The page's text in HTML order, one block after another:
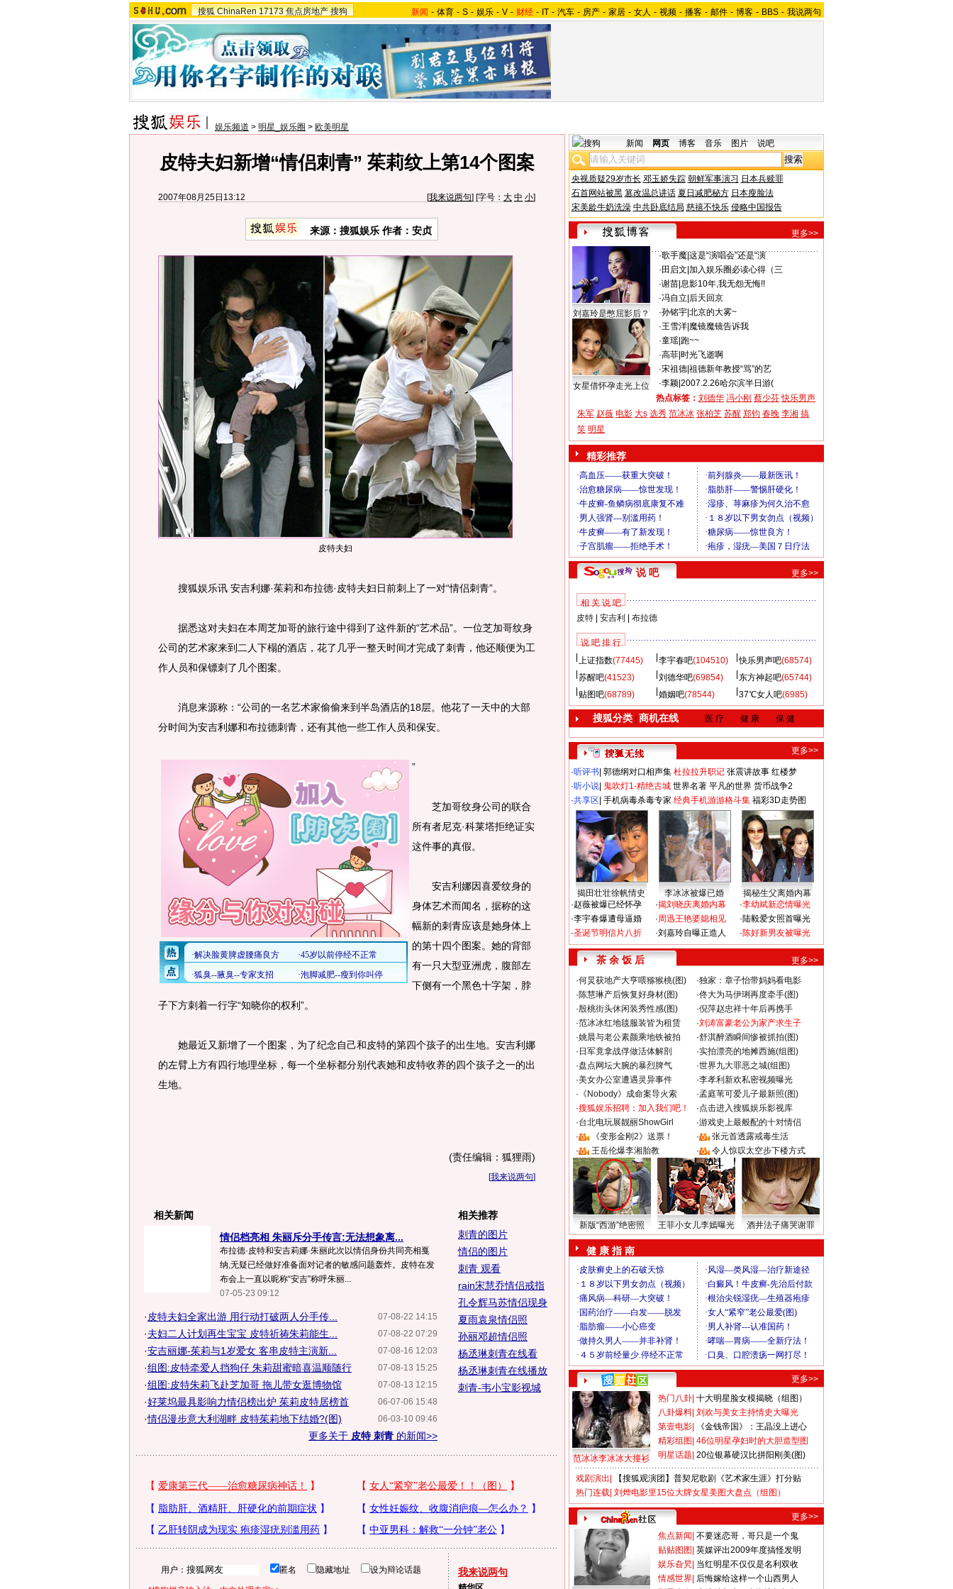
搜狐 ChinaRen 17173 焦点房地产 搜狗 新闻 - 体育 - S - 娱乐 - V - 财经 - IT - 汽车 - 房产 - 家居 - 女人 - 视频 - 播客 - 邮件 - 博客 - BBS - 我说两句
娱乐频道 > 明星_娱乐圈 > 欧美明星
皮特夫妇新增“情侣刺青” 茱莉纹上第14个图案
2007年08月25日13:12 [我来说两句] [字号： 大 中 小]
来源：搜狐娱乐 作者：安贞
皮特夫妇
搜狐娱乐讯 安吉利娜·茱莉和布拉德·皮特夫妇日前刺上了一对“情侣刺青”。
据悉这对夫妇在本周芝加哥的旅行途中得到了这件新的“艺术品”。一位芝加哥纹身
公司的艺术家来到二人下榻的酒店，花了几乎一整天时间才完成了刺青，他还顺便为工
作人员和保镖刺了几个图案。
消息来源称：“公司的一名艺术家偷偷来到半岛酒店的18层。他花了一天中的大部
分时间为安吉利娜和布拉德刺青，还有其他一些工作人员和保安。
”
芝加哥纹身公司的联合
所有者尼克·科莱塔拒绝证实
这件事的真假。
安吉利娜因喜爱纹身的
身体艺术而闻名，据称的这
幅新的刺青应该是她身体上
的第十四个图案。她的背部
有一只大型亚洲虎，腹部左
下侧有一个黑色十字架，脖
子下方刺着一行字“知晓你的权利”。
她最近又新增了一个图案，为了纪念自己和皮特的第四个孩子的出生地。安吉利娜
的左臂上方有四行地理坐标，每一个坐标都分别代表她和皮特收养的四个孩子之一的出
生地。
(责任编辑：狐狸雨)
[我来说两句]
相关新闻
情侣档亮相 朱丽斥分手传言:无法想象离...
布拉德·皮特和安吉莉娜·朱丽此次以情侣身份共同亮相戛
纳,无疑已经做好准备面对记者的敏感问题轰炸。皮特在发
布会上一直以昵称“安吉”称呼朱丽...
07-05-23 09:12
07-08-22 14:15
· 皮特夫妇全家出游 用行动打破两人分手传...
07-08-22 07:29
·夫妇二人计划再生宝宝 皮特祈祷朱莉能生...
07-08-16 12:03
·安吉丽娜-茱莉与1岁爱女 客串皮特主演新...
07-08-13 15:25
·组图:皮特牵爱人挡狗仔 朱莉甜蜜暗喜温顺随行
07-08-13 12:15
·组图:皮特朱莉飞赴芝加哥 拖儿带女逛博物馆
06-07-06 15:48
·好莱坞最具影响力情侣榜出炉 茱莉皮特居榜首
06-03-10 09:46
·情侣漫步意大利湖畔 皮特茱莉地下结婚?(图)
更多关于 皮特 刺青 的新闻>>
相关推荐
刺青的图片
情侣的图片
刺青 观看
rain宋慧乔情侣戒指
孔令辉马苏情侣现身
夏雨袁泉情侣照
孙丽邓超情侣照
杨丞琳刺青在线看
杨丞琳刺青在线播放
刺青-韦小宝影视城
用户： 匿名 隐藏地址 设为辩论话题 我来说两句
新闻 网页 博客 音乐 图片 说吧
央视质疑29岁市长 邓玉娇失踪 朝鲜军事演习 日本兵赎罪
石首网站被黑 篡改温总讲话 夏日减肥秘方 日本瘦脸法
宋美龄牛奶洗澡 中共卧底结局 慈禧不快乐 侵略中国报告
更多>>
刘嘉玲是憋屈影后？
女星借怀孕走光上位
·歌手魔| 这是“演唱会”还是“演
· 田启文 加入娱乐圈必读心得（三
·谢苗| 息影10年,我无怨无悔!!
·冯自立 后天回京
·孙铭宇| 北京的大雾~
·王雪洋| 魔镜魔镜告诉我
·童瑶| 跑~~
·高菲| 时光飞逝啊
·宋祖德| 祖德新年教授“骂”的艺
·李颖| 2007.2.26哈尔滨半日游(
热点标签： 刘德华 冯小刚 蔡少芬 快乐男声
朱军 赵薇 电影 大s 选秀 范冰冰 张柏芝 苏醒 郑钧 春晚 李湘 搞
笑 明星
精彩推荐
说 吧 更多>>
相 关 说 吧
皮特| 安吉利 布拉德
说 吧 排 行
上证指数(77445) 李宇春吧(104510) 快乐男声吧(68574)
苏醒吧(41523) 刘德华吧(69854) 东方神起吧(65744)
贴图吧(68789) 婚姻吧(78544) 37℃女人吧(6985)
搜狐分类| 商机在线 医 疗 健 康 保 健
更多>>
·听评书 郭德纲对口相声集 杜拉拉升职记 张震讲故事 红楼梦
·听小说 鬼吹灯1-精绝古城 世界名著 平凡的世界 货币战争2
·共享区 手机病毒杀毒专家 经典手机游游格斗集 福彩3D走势图
揭田壮壮徐帆情史 李冰冰被爆已婚
揭秘生父离婚内幕
·赵薇被爆已经怀孕
·李宇春爆遭母逼婚
·圣诞节明信片八折
·揭刘晓庆离婚内幕
·周迅王艳婆媳相见
·刘嘉玲自曝正造人
·李幼斌新恋情曝光
·陆毅爱女照首曝光
·陈好新男友被曝光
茶 余 饭 后
更多>>
·何炅获地产大亨喂猕猴桃(图) ·独家：章子怡带妈妈看电影
·陈慧琳产后恢复好身材(图) ·佟大为马伊琍再度牵手(图)
·殷桃街头休闲装秀性感(图) ·倪萍赵忠祥十年后再携手
·范冰冰红地毯服装皆为租赁 ·刘涛富豪老公为家产求生子
·姚晨与老公素颜乘地铁被拍 ·舒淇醉酒瞬间惨被抓拍(图)
· 日军竟拿战俘做活体解剖 ·实拍漂亮的地摊西施(组图)
·盘点网坛大腕的暴烈脾气 ·世界九大罪恶之城(组图)
·美女办公室遭遇灵异事件 ·李孝利新欢私密视频曝光
· 《Nobody》成命案导火索 ·孟庭苇可爱儿子最新照(图)
·搜狐娱乐招聘：加入我们吧！ ·点击进入搜狐娱乐影视库
·台北电玩展靓丽ShowGirl ·游戏史上最般配的十对情侣
·
《变形金刚2》送票！ ·
张元首透露戒毒生活
·
王岳伦爆李湘胎教 · 令人惊叹太空步下楼方式
新版“西游”绝密照 王菲小女儿李嫣曝光 酒井法子痛哭谢罪
健 康 指 南
更多>>
范冰冰李冰冰大撞衫
热门八卦 十大明星脸女模揭晓（组图）
八卦爆料 刘欢与美女主持情史大曝光
第壹电影
《金钱帝国》：王晶没上进心
精彩组图 46位明星孕妇时的大胆造型图
明星话题 20位银幕硬汉比拼阳刚美(图)
戏剧演出
【搜狐观演团】普契尼歌剧《艺术家生涯》打分贴
热门连载 刘烨电影里15位大牌女星美图大盘点（组图）
更多>>
焦点新闻 不要迷恋哥，哥只是一个鬼
贴贴图图 英媒评出2009年度搞怪发明
娱乐旮旯 当红明星不仅仅是名利双收
情感世界 后悔嫁给这样一个山西男人